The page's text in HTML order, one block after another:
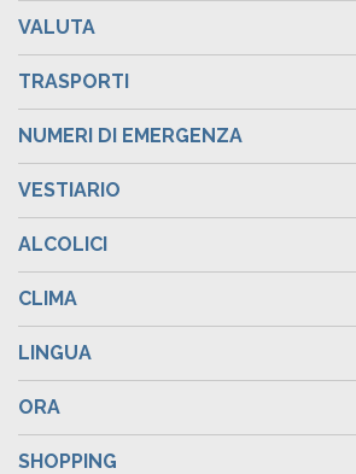
VALUTA
TRASPORTI
NUMERI DI EMERGENZA
VESTIARIO
ALCOLICI
CLIMA
LINGUA
ORA
SHOPPING